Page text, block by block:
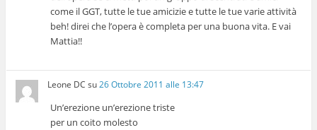
come il GGT, tutte le tue amicizie e tutte le tue varie attività
beh! direi che l’opera è completa per una buona vita. E vai
Mattia!!
Leone DC su26 Ottobre 2011 alle 13:47
Un’erezione un’erezione triste
per un coito molesto